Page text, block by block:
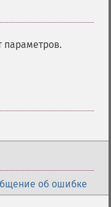
параметров.
об ошибке